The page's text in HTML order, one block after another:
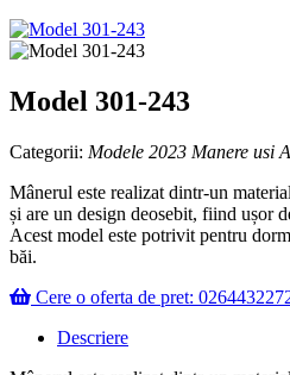
Model 301-243
Categorii: Modele 2023 Manere usi
Mânerul este realizat dintr-un
și are un design deosebit, fiind ușor
Acest model este potrivit pentru
băi.
Cere o oferta de pret:
Descriere